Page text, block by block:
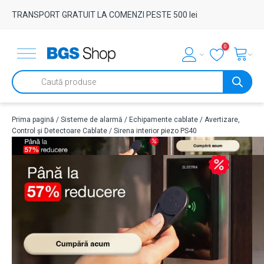
TRANSPORT GRATUIT LA COMENZI PESTE 500 lei
0
Products
search
Prima pagină / Sisteme de alarmă / Echipamente cablate / Avertizare,
Control și Detectoare Cablate / Sirena interior piezo PS40